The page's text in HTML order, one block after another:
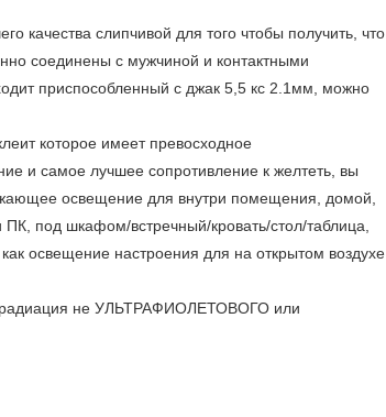
качества слипчивой для того чтобы получить, что
соединены с мужчиной и контактными
приспособленный с джак 5,5 кс 2.1мм, можно
которое имеет превосходное
и самое лучшее сопротивление к желтеть, вы
освещение для внутри помещения, домой,
под шкафом/встречный/кровать/стол/таблица,
освещение настроения для на открытом воздухе
радиация не УЛЬТРАФИОЛЕТОВОГО или